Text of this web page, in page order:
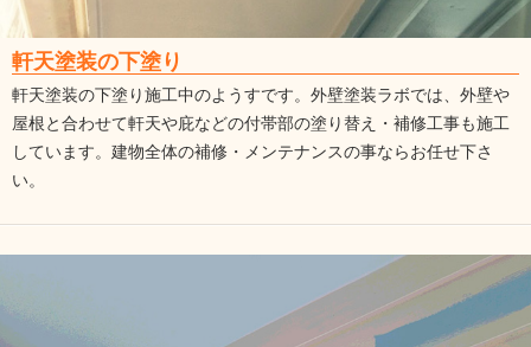
軒天塗装の下塗り
軒天塗装の下塗り施工中のようすです。外壁塗装ラボでは、外壁や
屋根と合わせて軒天や庇などの付帯部の塗り替え・補修工事も施工
しています。建物全体の補修・メンテナンスの事ならお任せ下さ
い。